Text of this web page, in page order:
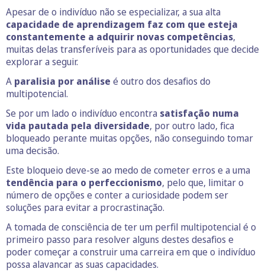
Apesar de o indivíduo não se especializar, a sua alta
capacidade de aprendizagem faz com que esteja
constantemente a adquirir novas competências,
muitas delas transferíveis para as oportunidades que decide
explorar a seguir.
A paralisia por análise é outro dos desafios do
multipotencial.
Se por um lado o indivíduo encontra satisfação numa
vida pautada pela diversidade, por outro lado, fica
bloqueado perante muitas opções, não conseguindo tomar
uma decisão.
Este bloqueio deve-se ao medo de cometer erros e a uma
tendência para o perfeccionismo, pelo que, limitar o
número de opções e conter a curiosidade podem ser
soluções para evitar a procrastinação.
A tomada de consciência de ter um perfil multipotencial é o
primeiro passo para resolver alguns destes desafios e
poder começar a construir uma carreira em que o indivíduo
possa alavancar as suas capacidades.